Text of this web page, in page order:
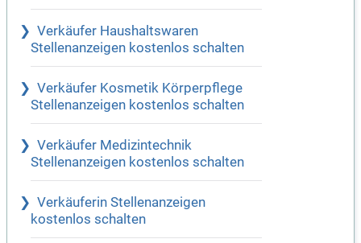
Verkäufer Haushaltswaren
Stellenanzeigen kostenlos schalten
Verkäufer Kosmetik Körperpflege
Stellenanzeigen kostenlos schalten
Verkäufer Medizintechnik
Stellenanzeigen kostenlos schalten
Verkäuferin Stellenanzeigen
kostenlos schalten